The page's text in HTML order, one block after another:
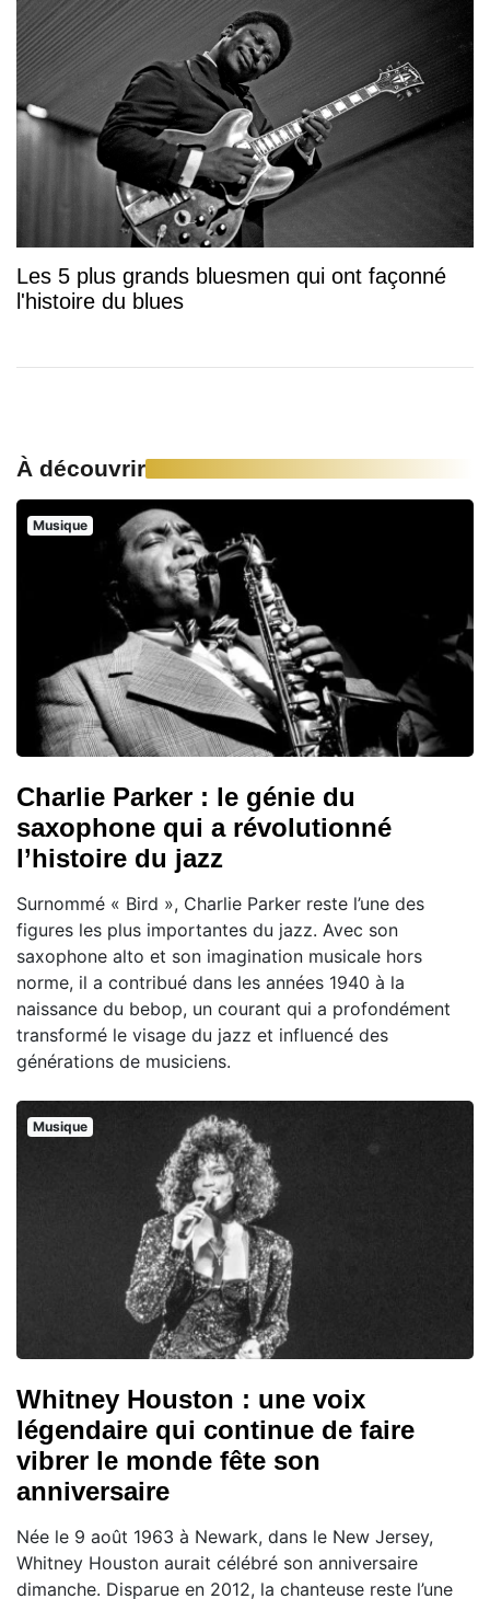
Les 5 plus grands bluesmen qui ont façonné
l'histoire du blues
À découvrir
Musique
Charlie Parker : le génie du
saxophone qui a révolutionné
l’histoire du jazz
Surnommé « Bird », Charlie Parker reste l’une des
figures les plus importantes du jazz. Avec son
saxophone alto et son imagination musicale hors
norme, il a contribué dans les années 1940 à la
naissance du bebop, un courant qui a profondément
transformé le visage du jazz et influencé des
générations de musiciens.
Musique
Whitney Houston : une voix
légendaire qui continue de faire
vibrer le monde fête son
anniversaire
Née le 9 août 1963 à Newark, dans le New Jersey,
Whitney Houston aurait célébré son anniversaire
dimanche. Disparue en 2012, la chanteuse reste l’une